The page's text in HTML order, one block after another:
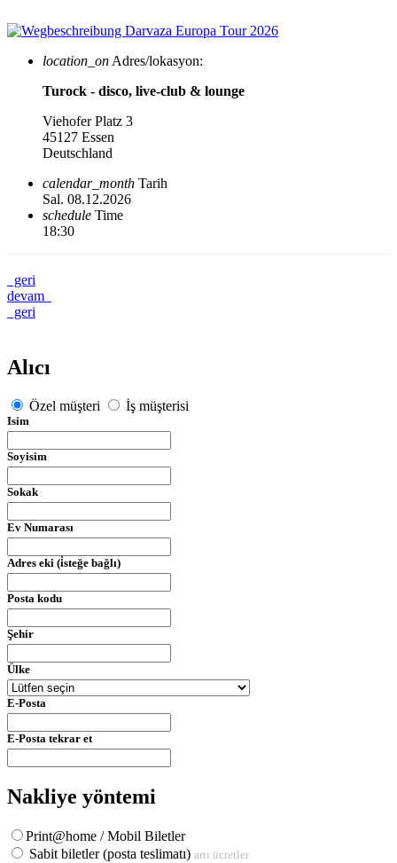
location_on Adres/lokasyon:
Turock - disco, live-club & lounge
Viehofer Platz 3
45127 Essen
Deutschland
calendar_month Tarih
Sal. 08.12.2026
schedule Time
18:30
geri
devam
geri
Alıcı
Özel müşteri İş müşterisi
Isim
Soyisim
Sokak
Ev Numarası
Adres eki (i̇steğe bağlı)
Posta kodu
Şehir
Ülke
E-Posta
E-Posta tekrar et
Nakliye yöntemi
Print@home / Mobil Biletler
Sabit biletler (posta teslimatı) artı ücretler